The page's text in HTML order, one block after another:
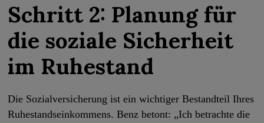
Schritt 2: Planung für
die soziale Sicherheit
im Ruhestand
Die Sozialversicherung ist ein wichtiger Bestandteil Ihres
Ruhestandseinkommens. Benz betont: „Ich betrachte die